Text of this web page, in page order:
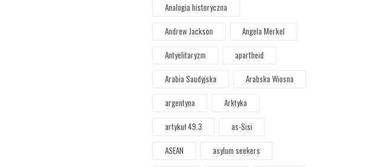
Analogia historyczna
Andrew Jackson
Angela Merkel
Antyelitaryzm
apartheid
Arabia Saudyjska
Arabska Wiosna
argentyna
Arktyka
artykuł 49.3
as-Sisi
ASEAN
asylum seekers